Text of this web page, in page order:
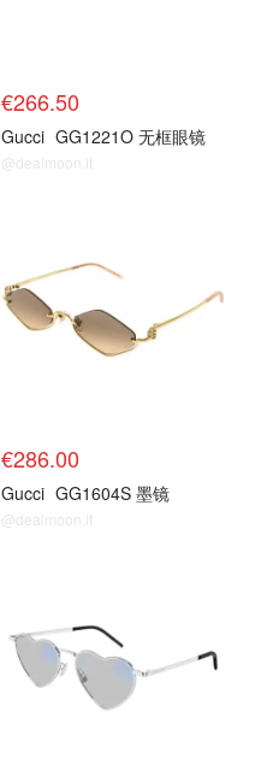
€266.50
Gucci GG1221O 无框眼镜
@dealmoon.it
€286.00
Gucci GG1604S 墨镜
@dealmoon.it